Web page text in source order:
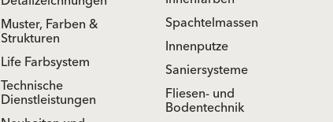
Spachtelmassen
Innenputze
Saniersysteme
Fliesen- und
Bodentechnik
Muster, Farben &
Strukturen
Life Farbsystem
Technische
Dienstleistungen